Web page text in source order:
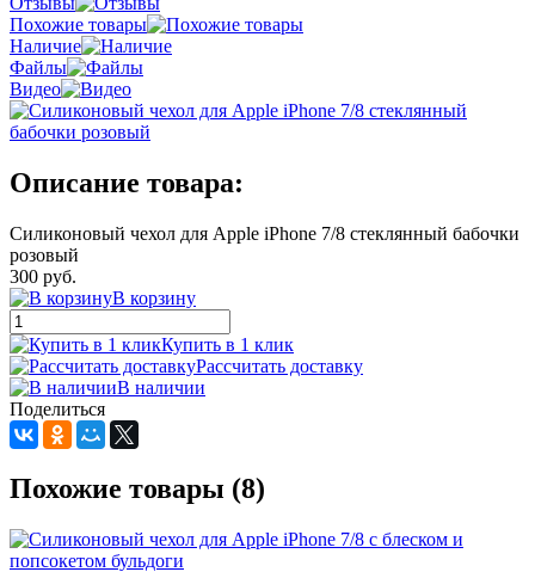
Похожие товары
Наличие
Файлы
Видео
Описание товара:
Силиконовый чехол для Apple iPhone 7/8 стеклянный бабочки
розовый
300 руб.
В корзину
Купить в 1 клик
Рассчитать доставку
В наличии
Поделиться
Похожие товары (8)